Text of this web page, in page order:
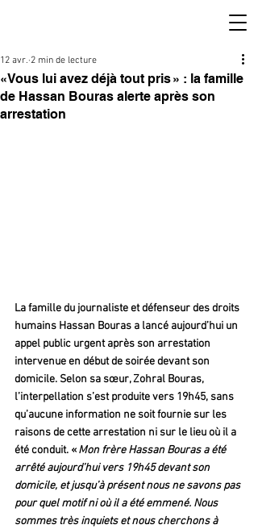
« Vous lui avez déjà tout pris » : la famille
de Hassan Bouras alerte après son
arrestation
12 avr. 2 min de lecture
La famille du journaliste et défenseur des droits
humains Hassan Bouras a lancé aujourd’hui un
appel public urgent après son arrestation
intervenue en début de soirée devant son
domicile. Selon sa sœur, Zohral Bouras,
l’interpellation s’est produite vers 19h45, sans
qu’aucune information ne soit fournie sur les
raisons de cette arrestation ni sur le lieu où il a
été conduit. « Mon frère Hassan Bouras a été
arrêté aujourd’hui vers 19h45 devant son
domicile, et jusqu’à présent nous ne savons pas
pour quel motif ni où il a été emmené. Nous
sommes très inquiets et nous cherchons à